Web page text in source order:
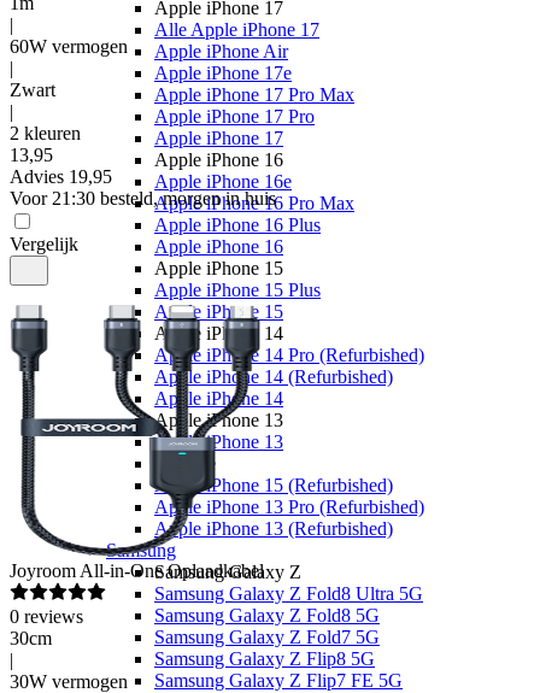
Apple iPhone 17
Alle Apple iPhone 17
Apple iPhone Air
Apple iPhone 17e
Apple iPhone 17 Pro Max
Apple iPhone 17 Pro
Apple iPhone 17
Apple iPhone 16
Apple iPhone 16e
Apple iPhone 16 Pro Max
Apple iPhone 16 Plus
Apple iPhone 16
Apple iPhone 15
Apple iPhone 15 Plus
Apple iPhone 15
Apple iPhone 14
Apple iPhone 14 Pro (Refurbished)
Apple iPhone 14 (Refurbished)
Apple iPhone 14
Apple iPhone 13
Apple iPhone 13
Overige
Apple iPhone 15 (Refurbished)
Apple iPhone 13 Pro (Refurbished)
Apple iPhone 13 (Refurbished)
Samsung
Samsung Galaxy Z
Samsung Galaxy Z Fold8 Ultra 5G
Samsung Galaxy Z Fold8 5G
Samsung Galaxy Z Fold7 5G
Samsung Galaxy Z Flip8 5G
Samsung Galaxy Z Flip7 FE 5G
|
60W vermogen
|
Zwart
|
2 kleuren
13,95
Advies 19,95
Voor 21:30 besteld, morgen in huis
Vergelijk
Joyroom All-in-One Oplaadkabel
0 reviews
30cm
|
30W vermogen